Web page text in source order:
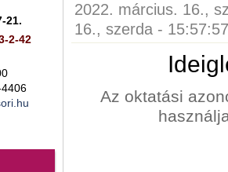
21.
2-42
2022. március. 16.,
16., szerda - 15:57:57
Az oktatási